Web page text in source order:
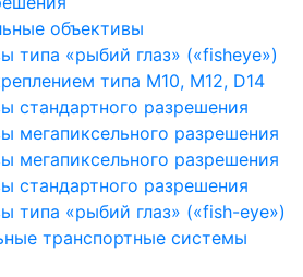
объективы
типа «рыбий глаз» («fisheye»)
типа M10, M12, D14
стандартного разрешения
мегапиксельного разрешения
мегапиксельного разрешения
стандартного разрешения
типа «рыбий глаз» («fish-eye»)
транспортные системы